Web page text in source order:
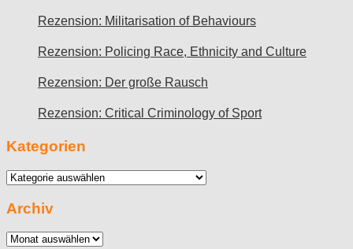
Rezension: Militarisation of Behaviours
Rezension: Policing Race, Ethnicity and Culture
Rezension: Der große Rausch
Rezension: Critical Criminology of Sport
Kategorien
Kategorien
Archiv
Archiv